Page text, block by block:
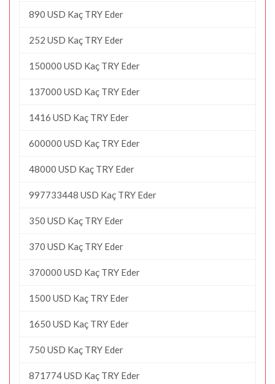
890 USD Kaç TRY Eder
252 USD Kaç TRY Eder
150000 USD Kaç TRY Eder
137000 USD Kaç TRY Eder
1416 USD Kaç TRY Eder
600000 USD Kaç TRY Eder
48000 USD Kaç TRY Eder
997733448 USD Kaç TRY Eder
350 USD Kaç TRY Eder
370 USD Kaç TRY Eder
370000 USD Kaç TRY Eder
1500 USD Kaç TRY Eder
1650 USD Kaç TRY Eder
750 USD Kaç TRY Eder
871774 USD Kaç TRY Eder